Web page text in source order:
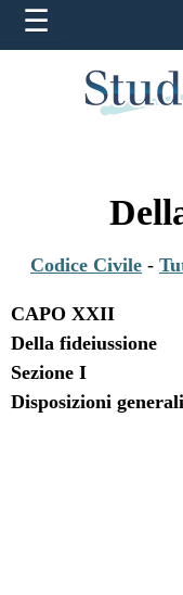
Codice Civile -
CAPO XXII
Della fideiussione
Sezione I
Disposizioni generali